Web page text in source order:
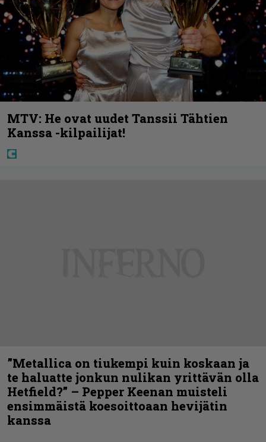
MTV: He ovat uudet Tanssii Tähtien
Kanssa -kilpailijat!
”Metallica on tiukempi kuin koskaan ja
te haluatte jonkun nulikan yrittävän olla
Hetfield?” – Pepper Keenan muisteli
ensimmäistä koesoittoaan hevijätin
kanssa